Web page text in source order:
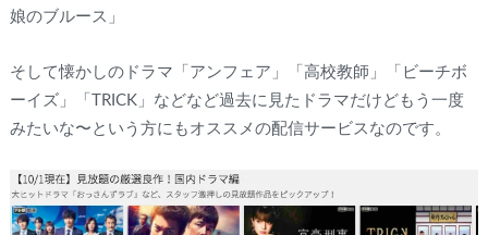
娘のブルース」
そして懐かしのドラマ「アンフェア」「高校教師」「ビーチボ
ーイズ」「TRICK」などなど過去に見たドラマだけどもう一度
みたいな〜という方にもオススメの配信サービスなのです。